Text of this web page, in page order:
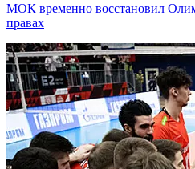
МОК временно восстановил
правах